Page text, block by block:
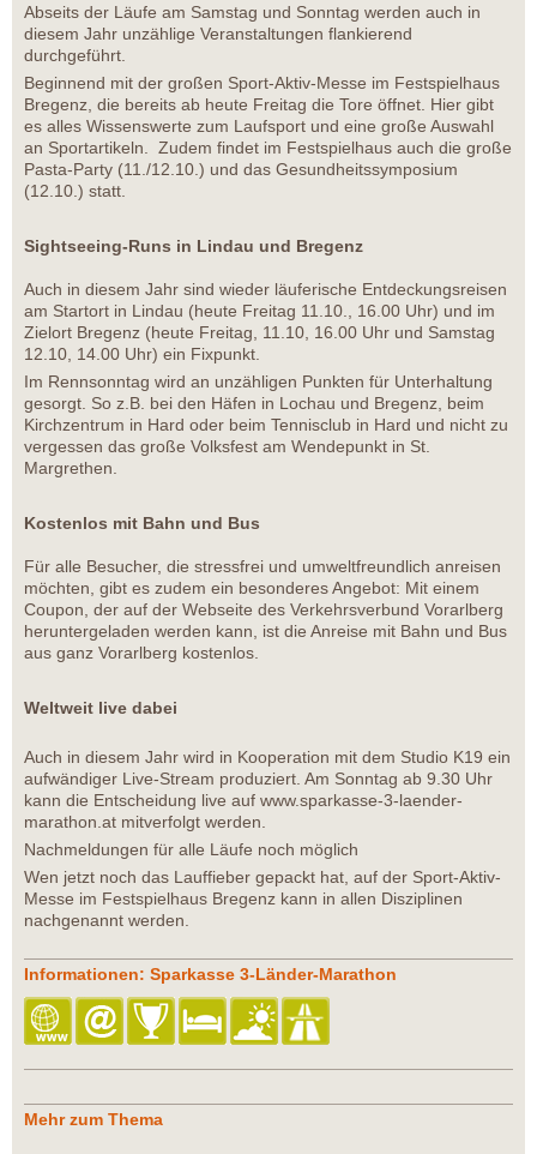
Abseits der Läufe am Samstag und Sonntag werden auch in
diesem Jahr unzählige Veranstaltungen flankierend
durchgeführt.
Beginnend mit der großen Sport-Aktiv-Messe im Festspielhaus
Bregenz, die bereits ab heute Freitag die Tore öffnet. Hier gibt
es alles Wissenswerte zum Laufsport und eine große Auswahl
an Sportartikeln. Zudem findet im Festspielhaus auch die große
Pasta-Party (11./12.10.) und das Gesundheitssymposium
(12.10.) statt.
Sightseeing-Runs in Lindau und Bregenz
Auch in diesem Jahr sind wieder läuferische Entdeckungsreisen
am Startort in Lindau (heute Freitag 11.10., 16.00 Uhr) und im
Zielort Bregenz (heute Freitag, 11.10, 16.00 Uhr und Samstag
12.10, 14.00 Uhr) ein Fixpunkt.
Im Rennsonntag wird an unzähligen Punkten für Unterhaltung
gesorgt. So z.B. bei den Häfen in Lochau und Bregenz, beim
Kirchzentrum in Hard oder beim Tennisclub in Hard und nicht zu
vergessen das große Volksfest am Wendepunkt in St.
Margrethen.
Kostenlos mit Bahn und Bus
Für alle Besucher, die stressfrei und umweltfreundlich anreisen
möchten, gibt es zudem ein besonderes Angebot: Mit einem
Coupon, der auf der Webseite des Verkehrsverbund Vorarlberg
heruntergeladen werden kann, ist die Anreise mit Bahn und Bus
aus ganz Vorarlberg kostenlos.
Weltweit live dabei
Auch in diesem Jahr wird in Kooperation mit dem Studio K19 ein
aufwändiger Live-Stream produziert. Am Sonntag ab 9.30 Uhr
kann die Entscheidung live auf www.sparkasse-3-laender-
marathon.at mitverfolgt werden.
Nachmeldungen für alle Läufe noch möglich
Wen jetzt noch das Lauffieber gepackt hat, auf der Sport-Aktiv-
Messe im Festspielhaus Bregenz kann in allen Disziplinen
nachgenannt werden.
Informationen: Sparkasse 3-Länder-Marathon
Mehr zum Thema